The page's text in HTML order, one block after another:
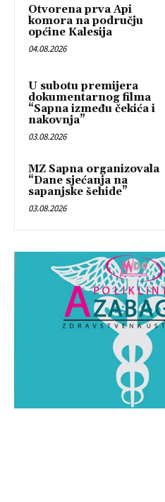
Otvorena prva Api
komora na području
općine Kalesija
04.08.2026
U subotu premijera
dokumentarnog filma
“Sapna između čekića i
nakovnja”
03.08.2026
MZ Sapna organizovala
“Dane sjećanja na
sapanjske šehide”
03.08.2026